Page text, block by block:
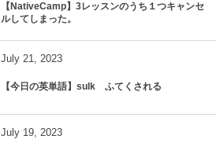
【NativeCamp】3レッスンのうち１つキャンセ
ルしてしまった。
July 21, 2023
【今日の英単語】sulk ふてくされる
July 19, 2023